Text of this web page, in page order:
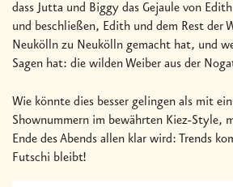
dass Jutta und Biggy das Gejaule von
und beschließen, Edith und dem Rest der
Neukölln zu Neukölln gemacht hat, und
Sagen hat: die wilden Weiber aus der
Wie könnte dies besser gelingen als mit
Shownummern im bewährten Kiez-Style,
Ende des Abends allen klar wird: Trends
Futschi bleibt!